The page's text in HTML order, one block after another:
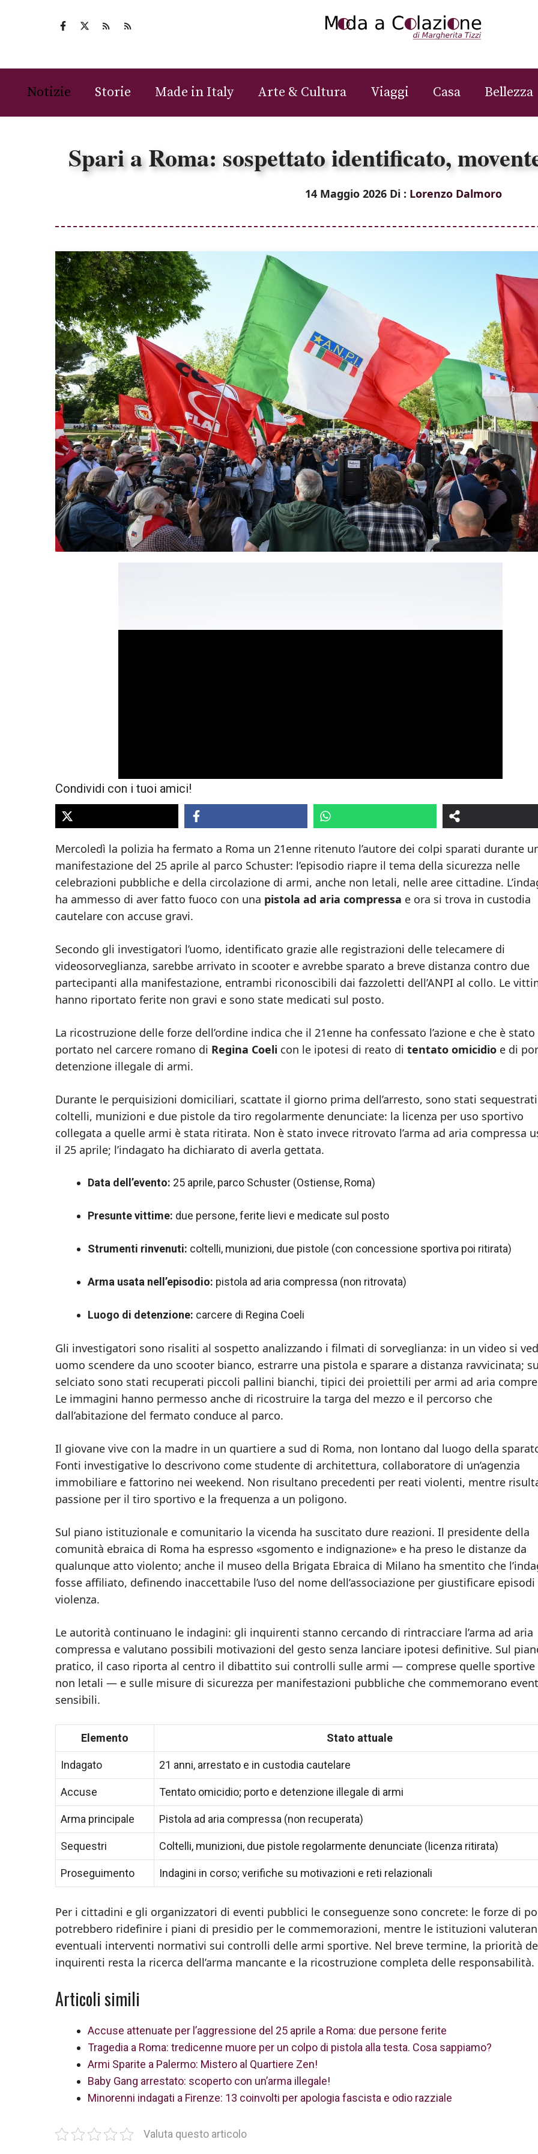
Notizie Storie Made in Italy Arte & Cultura Viaggi Casa Bellezza
Spari a Roma: sospettato identificato,
14 Maggio 2026 Di : Lorenzo Dalmoro
Condividi con i tuoi amici!
Mercoledì la polizia ha fermato a Roma un 21enne ritenuto l’autore dei colpi sparati durante
manifestazione del 25 aprile al parco Schuster: l’episodio riapre il tema della sicurezza nelle
celebrazioni pubbliche e della circolazione di armi, anche non letali, nelle aree cittadine.
ha ammesso di aver fatto fuoco con una pistola ad aria compressa e ora si trova in custodia
cautelare con accuse gravi.
Secondo gli investigatori l’uomo, identificato grazie alle registrazioni delle telecamere di
videosorveglianza, sarebbe arrivato in scooter e avrebbe sparato a breve distanza contro due
partecipanti alla manifestazione, entrambi riconoscibili dai fazzoletti dell’ANPI al collo. Le
hanno riportato ferite non gravi e sono state medicati sul posto.
La ricostruzione delle forze dell’ordine indica che il 21enne ha confessato l’azione e che è stato
portato nel carcere romano di Regina Coeli con le ipotesi di reato di tentato omicidio e di
detenzione illegale di armi.
Durante le perquisizioni domiciliari, scattate il giorno prima dell’arresto, sono stati sequestrati
coltelli, munizioni e due pistole da tiro regolarmente denunciate: la licenza per uso sportivo
collegata a quelle armi è stata ritirata. Non è stato invece ritrovato l’arma ad aria compressa
il 25 aprile; l’indagato ha dichiarato di averla gettata.
Data dell’evento: 25 aprile, parco Schuster (Ostiense, Roma)
Presunte vittime: due persone, ferite lievi e medicate sul posto
Strumenti rinvenuti: coltelli, munizioni, due pistole (con concessione sportiva poi ritirata)
Arma usata nell’episodio: pistola ad aria compressa (non ritrovata)
Luogo di detenzione: carcere di Regina Coeli
Gli investigatori sono risaliti al sospetto analizzando i filmati di sorveglianza: in un video si
uomo scendere da uno scooter bianco, estrarre una pistola e sparare a distanza ravvicinata;
selciato sono stati recuperati piccoli pallini bianchi, tipici dei proiettili per armi ad aria
Le immagini hanno permesso anche di ricostruire la targa del mezzo e il percorso che
dall’abitazione del fermato conduce al parco.
Il giovane vive con la madre in un quartiere a sud di Roma, non lontano dal luogo della
Fonti investigative lo descrivono come studente di architettura, collaboratore di un’agenzia
immobiliare e fattorino nei weekend. Non risultano precedenti per reati violenti, mentre
passione per il tiro sportivo e la frequenza a un poligono.
Sul piano istituzionale e comunitario la vicenda ha suscitato dure reazioni. Il presidente della
comunità ebraica di Roma ha espresso «sgomento e indignazione» e ha preso le distanze da
qualunque atto violento; anche il museo della Brigata Ebraica di Milano ha smentito che
fosse affiliato, definendo inaccettabile l’uso del nome dell’associazione per giustificare
violenza.
Le autorità continuano le indagini: gli inquirenti stanno cercando di rintracciare l’arma ad aria
compressa e valutano possibili motivazioni del gesto senza lanciare ipotesi definitive. Sul
pratico, il caso riporta al centro il dibattito sui controlli sulle armi — comprese quelle sportive
non letali — e sulle misure di sicurezza per manifestazioni pubbliche che commemorano
sensibili.
Elemento Stato attuale
Indagato 21 anni, arrestato e in custodia cautelare
Accuse Tentato omicidio; porto e detenzione illegale di armi
Arma principale Pistola ad aria compressa (non recuperata)
Sequestri Coltelli, munizioni, due pistole regolarmente denunciate (licenza ritirata)
Proseguimento Indagini in corso; verifiche su motivazioni e reti relazionali
Per i cittadini e gli organizzatori di eventi pubblici le conseguenze sono concrete: le forze di
potrebbero ridefinire i piani di presidio per le commemorazioni, mentre le istituzioni
eventuali interventi normativi sui controlli delle armi sportive. Nel breve termine, la priorità
inquirenti resta la ricerca dell’arma mancante e la ricostruzione completa delle responsabilità.
Articoli simili
Accuse attenuate per l’aggressione del 25 aprile a Roma: due persone ferite
Tragedia a Roma: tredicenne muore per un colpo di pistola alla testa. Cosa sappiamo?
Armi Sparite a Palermo: Mistero al Quartiere Zen!
Baby Gang arrestato: scoperto con un’arma illegale!
Minorenni indagati a Firenze: 13 coinvolti per apologia fascista e odio razziale
Valuta questo articolo